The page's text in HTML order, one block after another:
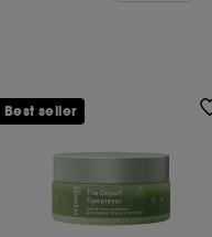
Best seller